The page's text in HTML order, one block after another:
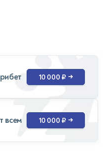
10 000 ₽ →
всем 10 000 ₽ →